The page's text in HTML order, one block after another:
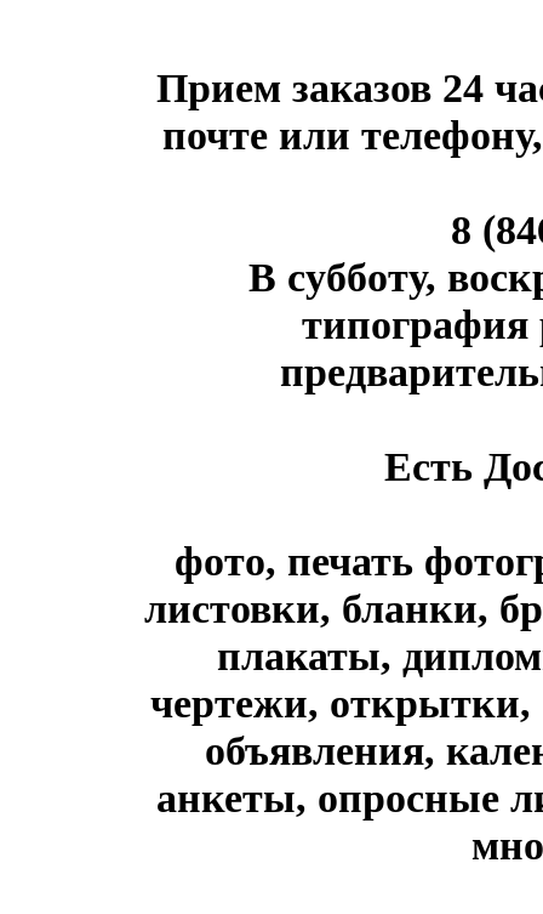
Прием заказов 24
почте или
8
В субботу,
типография
Есть
фото, печать
листовки, бланки,
плакаты,
чертежи,
объявления,
анкеты, опросные